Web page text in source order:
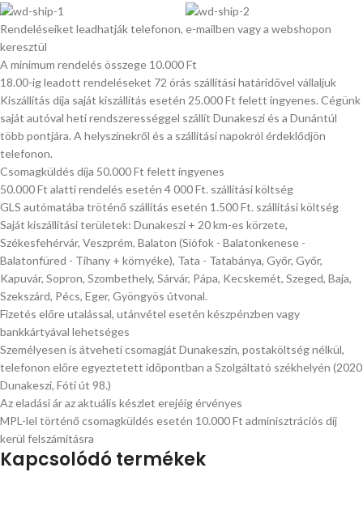
Rendeléseiket leadhatják telefonon, e-mailben vagy a webshopon
keresztül
A minimum rendelés összege 10.000 Ft
18.00-ig leadott rendeléseket 72 órás szállítási határidővel vállaljuk
Kiszállítás díja saját kiszállítás esetén 25.000 Ft felett ingyenes. Cégünk
saját autóval heti rendszerességgel szállít Dunakeszi és a Dunántúl
több pontjára. A helyszínekről és a szállítási napokról érdeklődjön
telefonon.
Csomagküldés díja 50.000 Ft felett ingyenes
50.000 Ft alatti rendelés esetén 4 000 Ft. szállítási költség
GLS autómatába tröténő szállítás esetén 1.500 Ft. szállítási költség
Saját kiszállítási területek: Dunakeszi + 20 km-es körzete,
Székesfehérvár, Veszprém, Balaton (Siófok - Balatonkenese -
Balatonfüred - Tihany + környéke), Tata - Tatabánya, Győr, Győr,
Kapuvár, Sopron, Szombethely, Sárvár, Pápa, Kecskemét, Szeged, Baja,
Szekszárd, Pécs, Eger, Gyöngyös útvonal.
Fizetés előre utalással, utánvétel esetén készpénzben vagy
bankkártyával lehetséges
Személyesen is átveheti csomagját Dunakeszin, postaköltség nélkül,
telefonon előre egyeztetett időpontban a Szolgáltató székhelyén (2020
Dunakeszi, Fóti út 98.)
Az eladási ár az aktuális készlet erejéig érvényes
MPL-lel történő csomagküldés esetén 10.000 Ft adminisztrációs díj
kerül felszámításra
Kapcsolódó termékek